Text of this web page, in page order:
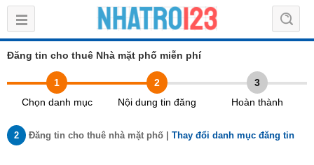
Đăng tin cho thuê Nhà mặt phố miễn phí
1
Chọn danh mục
2
Nội dung tin đăng
3
Hoàn thành
2 Đăng tin cho thuê nhà mặt phố | Thay đổi danh mục đăng tin